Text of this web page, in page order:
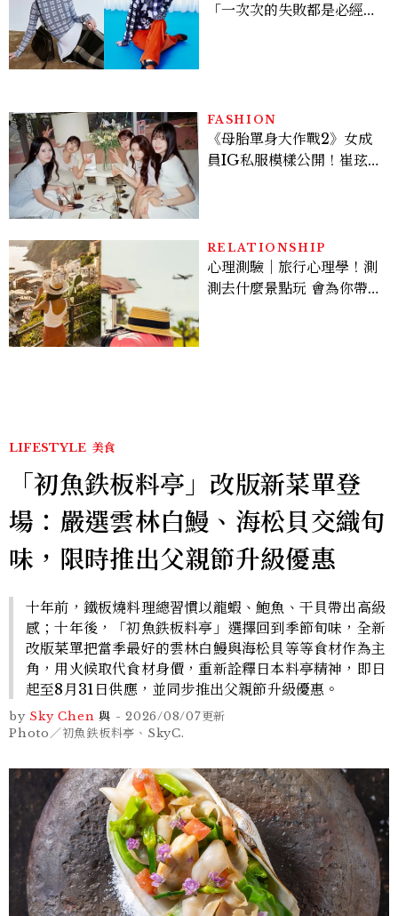
「一次次的失敗都是必經過
FASHION
《母胎單身大作戰2》女成
員IG私服模樣公開！崔玹諝
RELATIONSHIP
心理測驗｜旅行心理學！測
測去什麼景點玩 會為你帶來
LIFESTYLE 美食
「初魚鉄板料亭」改版新菜單登
場：嚴選雲林白鰻、海松貝交織旬
味，限時推出父親節升級優惠
十年前，鐵板燒料理總習慣以龍蝦、鮑魚、干貝帶出高級
感；十年後，「初魚鉄板料亭」選擇回到季節旬味，全新
改版菜單把當季最好的雲林白鰻與海松貝等等食材作為主
角，用火候取代食材身價，重新詮釋日本料亭精神，即日
起至8月31日供應，並同步推出父親節升級優惠。
by Sky Chen 與 - 2026/08/07更新
Photo／初魚鉄板料亭、SkyC.